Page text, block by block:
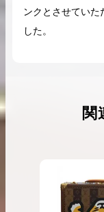
ンクとさせていた
した。
関